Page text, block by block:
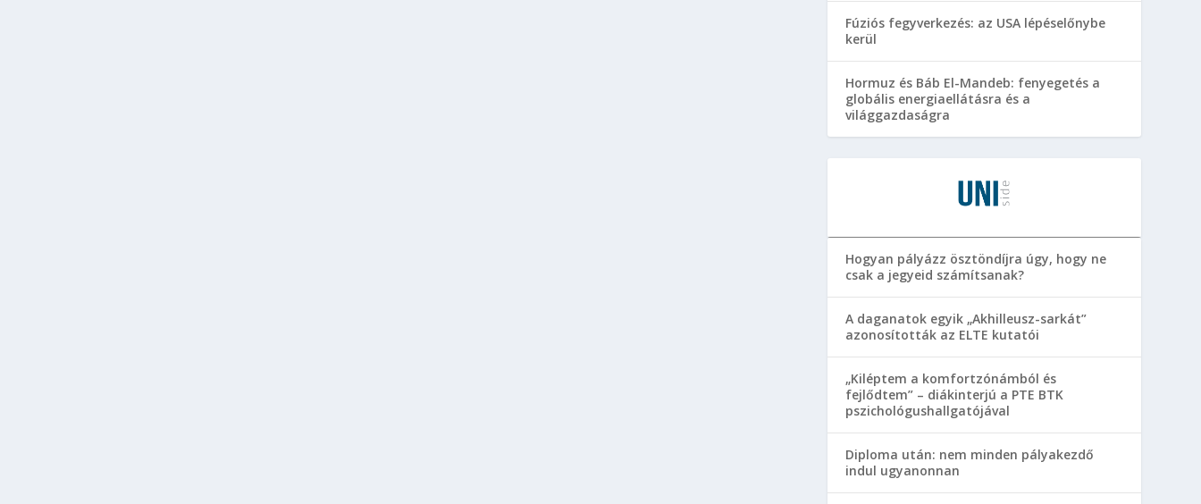
Fúziós fegyverkezés: az USA lépéselőnybe
kerül
Hormuz és Báb El-Mandeb: fenyegetés a
globális energiaellátásra és a
világgazdaságra
Hogyan pályázz ösztöndíjra úgy, hogy ne
csak a jegyeid számítsanak?
A daganatok egyik „Akhilleusz-sarkát”
azonosították az ELTE kutatói
„Kiléptem a komfortzónámból és
fejlődtem” – diákinterjú a PTE BTK
pszichológushallgatójával
Diploma után: nem minden pályakezdő
indul ugyanonnan